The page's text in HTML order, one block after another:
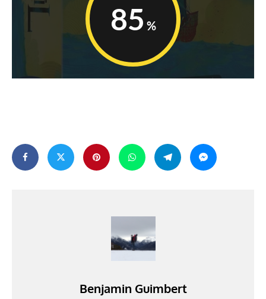
85
Benjamin Guimbert